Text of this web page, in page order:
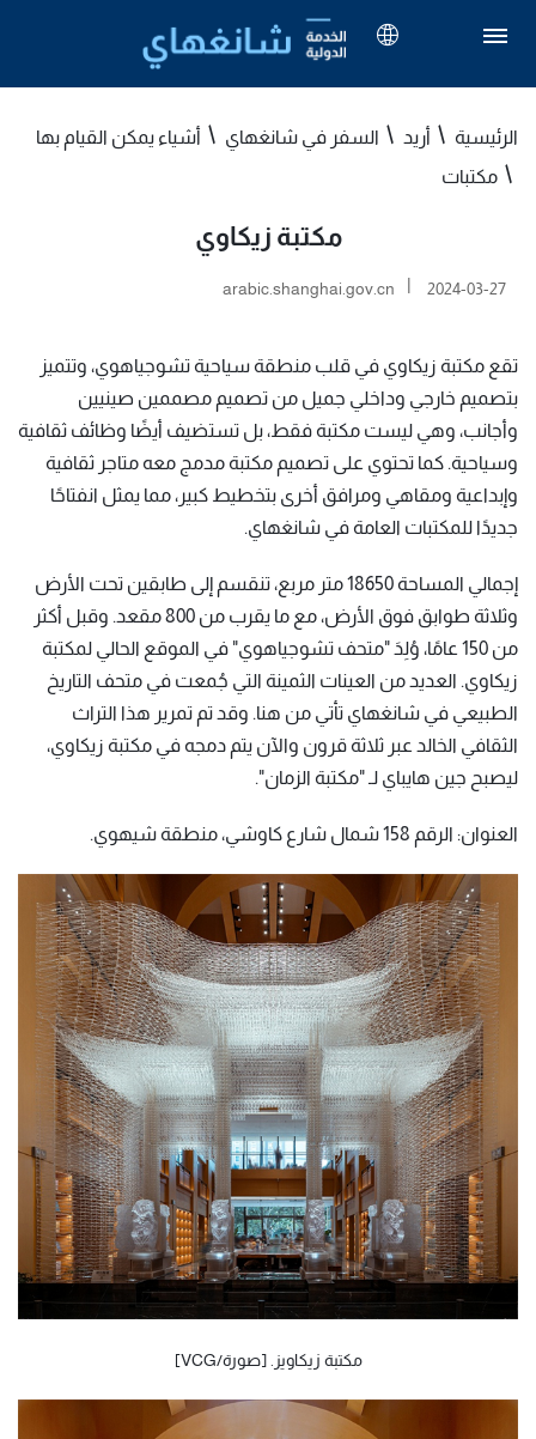
الرئيسية أريد السفر في شانغهاي
أشياء يمكن القيام بها
مكتبات
مكتبة زيكاوي
arabic.shanghai.gov.cn 2024-03-27
تقع مكتبة زيكاوي في قلب منطقة سياحية تشوجياهوي، وتتميز
بتصميم خارجي وداخلي جميل من تصميم مصممين صينيين
وأجانب، وهي ليست مكتبة فقط، بل تستضيف أيضًا وظائف ثقافية
وسياحية. كما تحتوي على تصميم مكتبة مدمج معه متاجر ثقافية
وإبداعية ومقاهي ومرافق أخرى بتخطيط كبير، مما يمثل انفتاحًا
جديدًا للمكتبات العامة في شانغهاي.
إجمالي المساحة 18650 متر مربع، تنقسم إلى طابقين تحت الأرض
وثلاثة طوابق فوق الأرض، مع ما يقرب من 800 مقعد. وقبل أكثر
من 150 عامًا، وُلِدَ "متحف تشوجياهوي" في الموقع الحالي لمكتبة
زيكاوي. العديد من العينات الثمينة التي جُمعت في متحف التاريخ
الطبيعي في شانغهاي تأتي من هنا. وقد تم تمرير هذا التراث
الثقافي الخالد عبر ثلاثة قرون والآن يتم دمجه في مكتبة زيكاوي،
ليصبح جين هايباي لـ "مكتبة الزمان".
العنوان: الرقم 158 شمال شارع كاوشي، منطقة شيهوي.
مكتبة زيكاويز. [صورة/VCG]